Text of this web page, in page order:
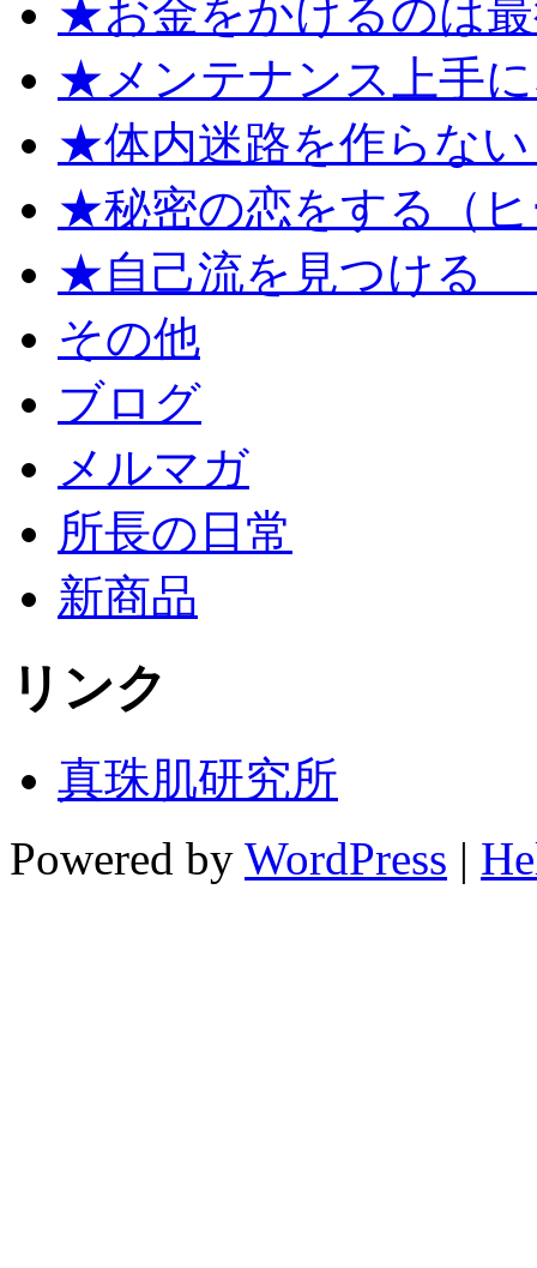
★お金をかけるのは
★メンテナンス上手
★体内迷路を作らな
★秘密の恋をする（
★自己流を見つける
その他
ブログ
メルマガ
所長の日常
新商品
リンク
真珠肌研究所
Powered by WordPress |